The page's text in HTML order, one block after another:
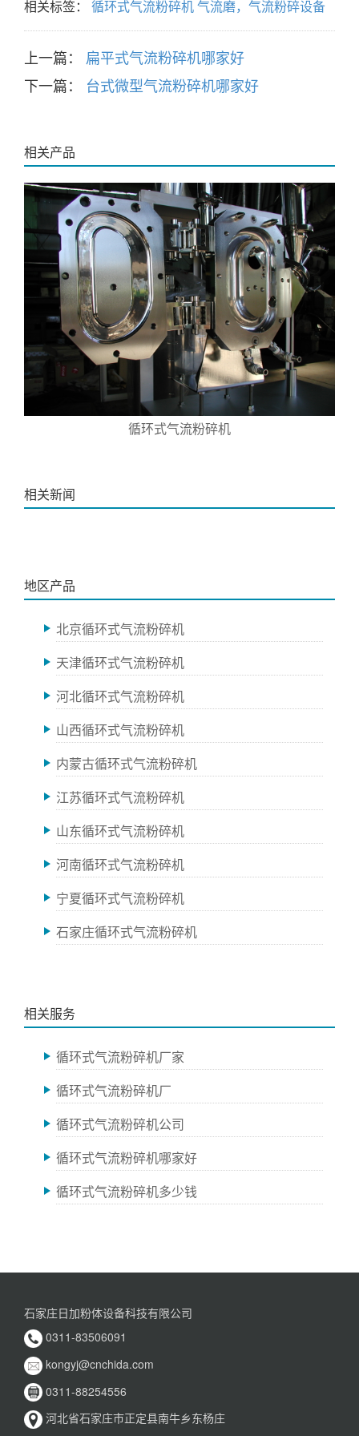
相关标签： 循环式气流粉碎机气流磨，气流粉碎设备
上一篇：
扁平式气流粉碎机哪家好
下一篇：
台式微型气流粉碎机哪家好
相关产品
循环式气流粉碎机
相关新闻
地区产品
北京循环式气流粉碎机
天津循环式气流粉碎机
河北循环式气流粉碎机
山西循环式气流粉碎机
内蒙古循环式气流粉碎机
江苏循环式气流粉碎机
山东循环式气流粉碎机
河南循环式气流粉碎机
宁夏循环式气流粉碎机
石家庄循环式气流粉碎机
相关服务
循环式气流粉碎机厂家
循环式气流粉碎机厂
循环式气流粉碎机公司
循环式气流粉碎机哪家好
循环式气流粉碎机多少钱
石家庄日加粉体设备科技有限公司
0311-83506091
kongyj@cnchida.com
0311-88254556
河北省石家庄市正定县南牛乡东杨庄